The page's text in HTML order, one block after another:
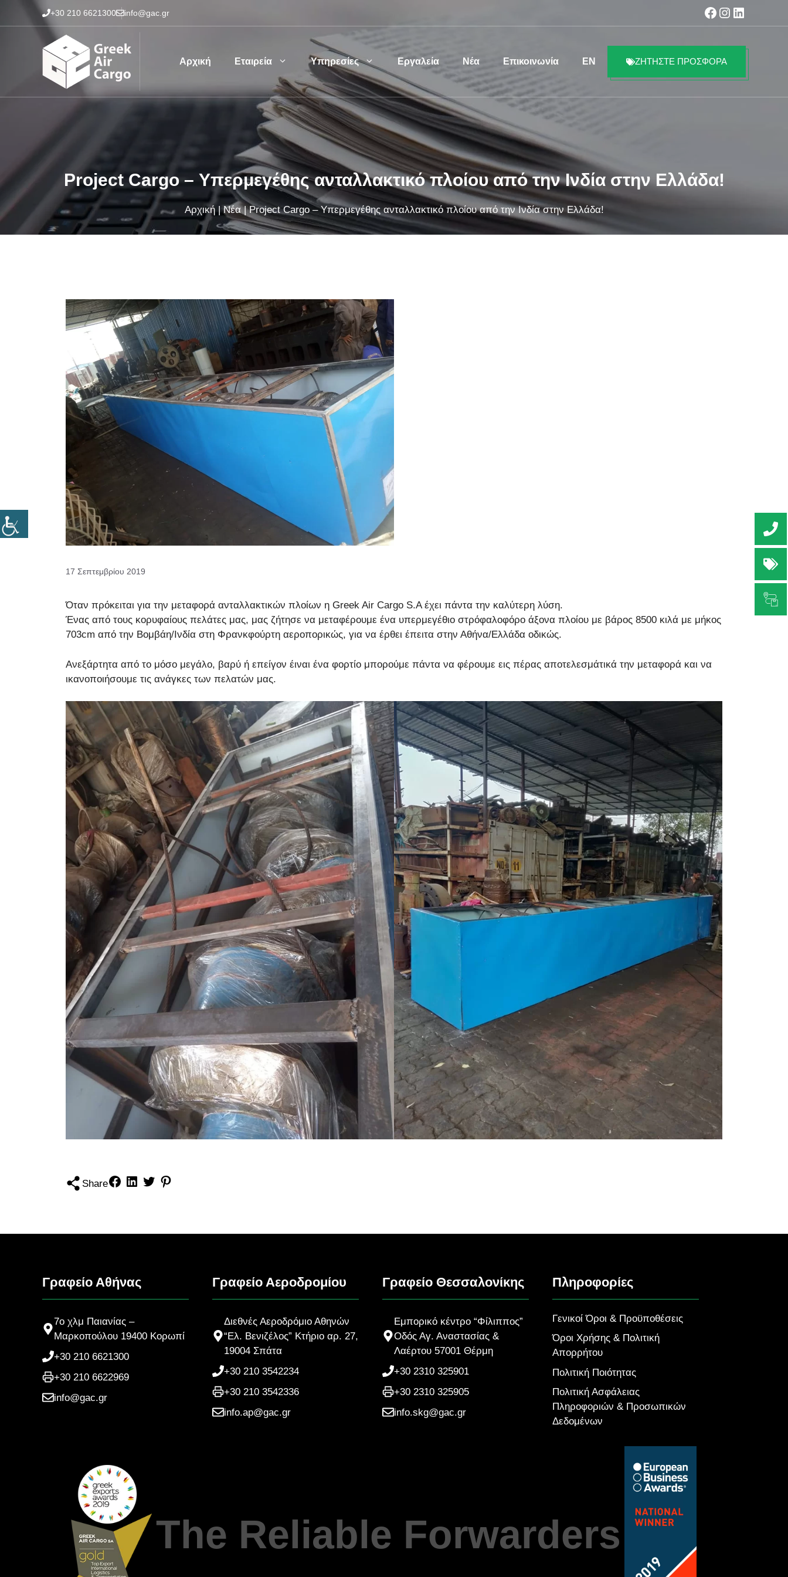
Μετάβαση
περιεχόμενο
+30 210 6621300 info@gac.gr Facebook
Instagram
Linkedin
Αρχική Εταιρεία Υπηρεσίες Eργαλεία Νέα Επικοινωνία EN ΖΗΤΗΣΤΕ ΠΡΟΣΦΟΡΑ
Project Cargo – Υπερμεγέθης ανταλλακτικό πλοίου από την Ινδία στην Ελλάδα!
Αρχική|Νέα|Project Cargo – Υπερμεγέθης ανταλλακτικό πλοίου από την Ινδία στην Ελλάδα!
17 Σεπτεμβρίου 2019
Όταν πρόκειται για την μεταφορά ανταλλακτικών πλοίων η Greek Air Cargo S.A έχει πάντα την καλύτερη λύση.
Ένας από τους κορυφαίους πελάτες μας, μας ζήτησε να μεταφέρουμε ένα υπερμεγέθιο στρόφαλοφόρο άξονα πλοίου με βάρος 8500 κιλά με μήκος
703cm από την Βομβάη/Ινδία στη Φρανκφούρτη αεροπορικώς, για να έρθει έπειτα στην Αθήνα/Ελλάδα οδικώς.
Ανεξάρτητα από το μόσο μεγάλο, βαρύ ή επείγον έιναι ένα φορτίο μπορούμε πάντα να φέρουμε εις πέρας αποτελεσμάτικά την μεταφορά και να
ικανοποιήσουμε τις ανάγκες των πελατών μας.
Share
Γραφείο Αθήνας
7ο χλμ Παιανίας –
Μαρκοπούλου 19400 Κορωπί
+30 210 6621300
+30 210 6622969
info@gac.gr
Γραφείο Αεροδρομίου
Διεθνές Αεροδρόμιο Αθηνών
“Ελ. Βενιζέλος” Κτήριο αρ. 27,
19004 Σπάτα
+30 210 3542234
+30 210 3542336
info.ap@gac.gr
Γραφείο Θεσσαλονίκης
Εμπορικό κέντρο “Φίλιππος”
Οδός Αγ. Αναστασίας &
Λαέρτου 57001 Θέρμη
+30 2310 325901
+30 2310 325905
info.skg@gac.gr
Πληροφορίες
Γενικοί Όροι & Προϋποθέσεις
Όροι Χρήσης & Πολιτική
Απορρήτου
Πολιτική Ποιότητας
Πολιτική Ασφάλειας
Πληροφοριών & Προσωπικών
Δεδομένων
The Reliable Forwarders